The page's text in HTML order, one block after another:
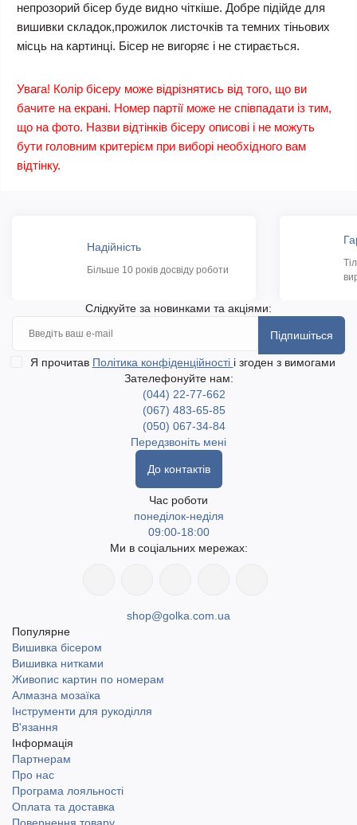
непрозорий бісер буде видно чіткіше. Добре підійде для
вишивки складок,прожилок листочків та темних тіньових
місць на картинці. Бісер не вигоряє і не стирається.
Увага! Колір бісеру може відрізнятись від того, що ви
бачите на екрані. Номер партії може не співпадати із тим,
що на фото. Назви відтінків бісеру описові і не можуть
бути головним критерієм при виборі необхідного вам
відтінку.
Надійність
Більше 10 років досвіду роботи
Слідкуйте за новинками та акціями:
Підпишіться
Я прочитав Політика конфіденційності і згоден з вимогами
Зателефонуйте нам:
(044) 22-77-662
(067) 483-65-85
(050) 067-34-84
Передзвоніть мені
До контактів
Час роботи
понеділок-неділя
09:00-18:00
Ми в соціальних мережах:
shop@golka.com.ua
Популярне
Вишивка бісером
Вишивка нитками
Живопис картин по номерам
Алмазна мозаїка
Інструменти для рукоділля
В'язання
Інформація
Партнерам
Про нас
Програма лояльності
Оплата та доставка